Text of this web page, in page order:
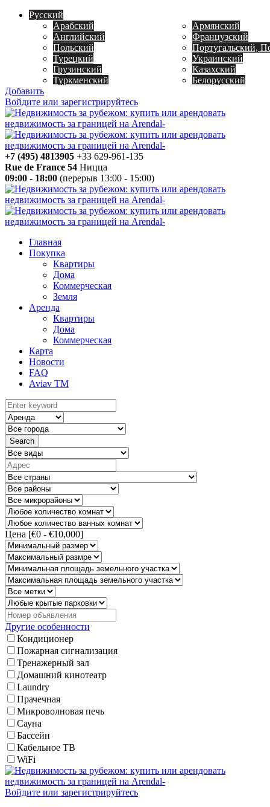
Русский
Арабский
Армянский
Английский
Французский
Польский
Португальский,
Турецкий
Украинский
Грузинский
Казахский
Туркменский
Белорусский
Добавить
Войдите или зарегистрируйтесь
+7 (495) 4813905 +33 629-961-135
Rue de France 54 Ницца
09:00 - 18:00 (перерыв 13:00 - 15:00)
Главная
Покупка
Квартиры
Дома
Коммерческая
Земля
Аренда
Квартиры
Дома
Коммерческая
Карта
Новости
FAQ
Aviav TM
Search
Цена [€0 - €10,000]
Другие особенности
Кондиционер
Пожарная сигнализация
Тренажерный зал
Домашний кинотеатр
Laundry
Прачечная
Микроволновая печь
Сауна
Бассейн
Кабельное ТВ
WiFi
Войдите или зарегистрируйтесь